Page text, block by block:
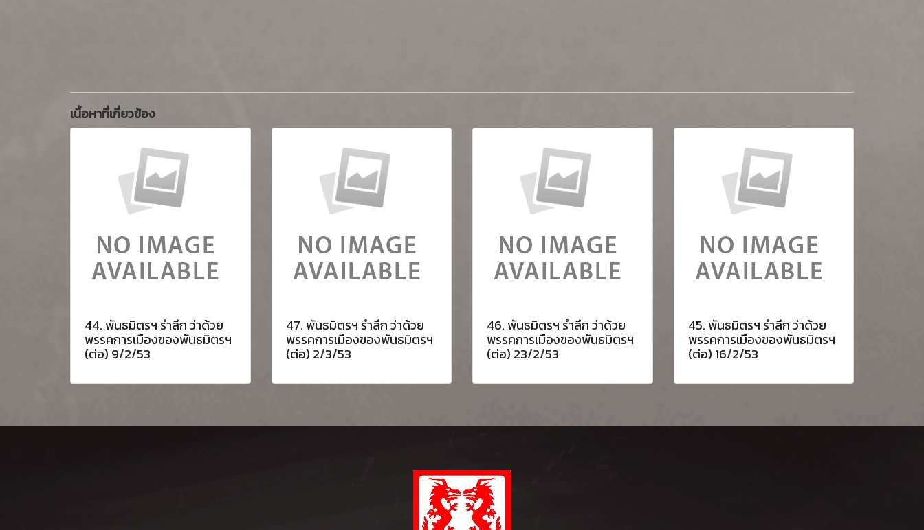
เนื้อหาที่เกี่ยวข้อง
44. พันธมิตรฯ รำลึก ว่าด้วย
พรรคการเมืองของพันธมิตรฯ
(ต่อ) 9/2/53
47. พันธมิตรฯ รำลึก ว่าด้วย
พรรคการเมืองของพันธมิตรฯ
(ต่อ) 2/3/53
46. พันธมิตรฯ รำลึก ว่าด้วย
พรรคการเมืองของพันธมิตรฯ
(ต่อ) 23/2/53
45. พันธมิตรฯ รำลึก ว่าด้วย
พรรคการเมืองของพันธมิตรฯ
(ต่อ) 16/2/53